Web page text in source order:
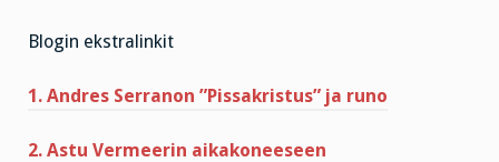
Blogin ekstralinkit
1. Andres Serranon ”Pissakristus” ja runo
2. Astu Vermeerin aikakoneeseen